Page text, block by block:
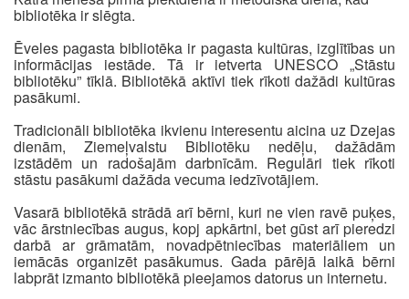
bibliotēka ir slēgta.
Ēveles pagasta bibliotēka ir pagasta kultūras, izglītības un
informācijas iestāde. Tā ir ietverta UNESCO „Stāstu
bibliotēku” tīklā. Bibliotēkā aktīvi tiek rīkoti dažādi kultūras
pasākumi.
Tradicionāli bibliotēka ikvienu interesentu aicina uz Dzejas
dienām, Ziemeļvalstu Bibliotēku nedēļu, dažādām
izstādēm un radošajām darbnīcām. Regulāri tiek rīkoti
stāstu pasākumi dažāda vecuma iedzīvotājiem.
Vasarā bibliotēkā strādā arī bērni, kuri ne vien ravē puķes,
vāc ārstniecības augus, kopj apkārtni, bet gūst arī pieredzi
darbā ar grāmatām, novadpētniecības materiāliem un
iemācās organizēt pasākumus. Gada pārējā laikā bērni
labprāt izmanto bibliotēkā pieejamos datorus un internetu.